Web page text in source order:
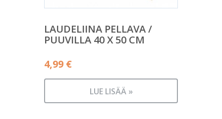
LAUDELIINA PELLAVA /
PUUVILLA 40 X 50 CM
4,99 €
LUE LISÄÄ »